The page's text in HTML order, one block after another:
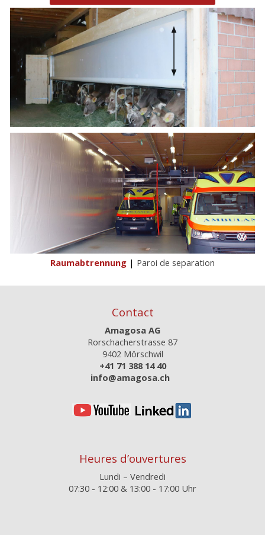
Raumabtrennung | Paroi de separation
Contact
Amagosa AG
Rorschacherstrasse 87
9402 Mörschwil
+41 71 388 14 40
info@amagosa.ch
Heures d’ouvertures
Lundi – Vendredi
07:30 - 12:00 & 13:00 - 17:00 Uhr